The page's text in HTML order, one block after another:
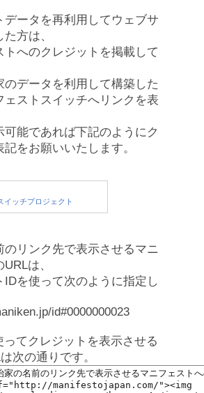
データを再利用してウェブサ
方は、
トへのクレジットを掲載して
のデータを利用して構築した
ェストスイッチへリンクを表
可能であれば下記のようにク
をお願いいたします。
のリンク先で表示させるマニ
は、
IDを使って次のように指定し
id#0000000023
ってクレジットを表示させる
次の通りです。